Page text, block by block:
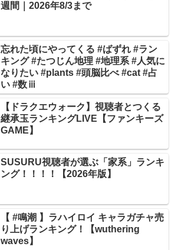
週間｜2026年8/3まで
忘れた頃にやってくる #ばずれ #ラン
キング #たつじん地理 #地理系 #人気に
なりたい #plants #頭脳比べ #cat #占
い #数ⅲ
【ドラクエウォーク】視聴者とつくる
継承玉ランキングLIVE【ファンキーズ
GAME】
SUSURU視聴者が選ぶ「家系」ランキ
ング！！！！【2026年版】
【 #鳴潮 】ラハイロイ キャラガチャ売
り上げランキング！【wuthering
waves】